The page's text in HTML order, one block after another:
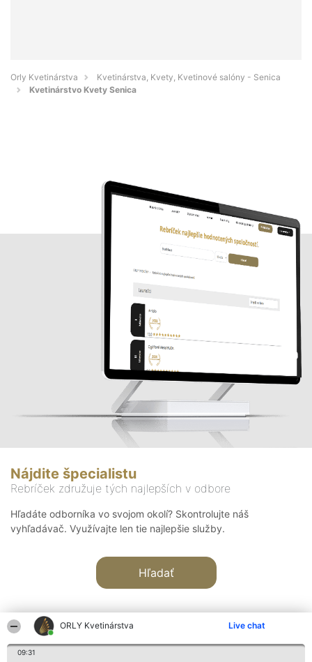
ORLY Kvetinárstva Live chat
09:31
Orly Kvetinárstva
Kvetinárstva, Kvety, Kvetinové salóny - Senica
Kvetinárstvo Kvety Senica
Nájdite špecialistu
Rebríček združuje tých najlepších v odbore
Hľadáte odborníka vo svojom okolí? Skontrolujte náš
vyhľadávač. Využívajte len tie najlepšie služby.
Hľadať